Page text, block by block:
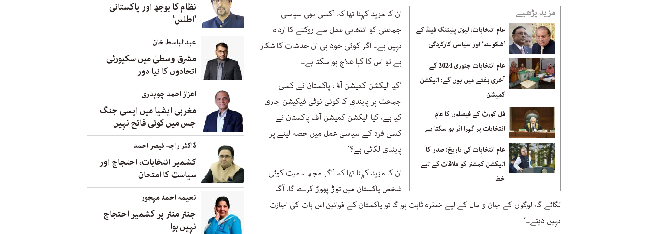
مزید پڑھیے
عام انتخابات: لیول پلیئنگ فیلڈ کے
’شکوے‘ اور سیاسی کارکردگی
عام انتخابات جنوری 2024 کے
آخری ہفتے میں ہوں گے: الیکشن
کمیشن
فل کورٹ کے فیصلوں کا عام
انتخابات پر گہرا اثر ہو سکتا ہے
عام انتخابات کی تاریخ: صدر کا
الیکشن کمشنر کو ملاقات کے لیے
خط
ان کا مزید کہنا تھا کہ ’کسی بھی سیاسی
جماعتی کو انتخابی عمل سے روکنے کا ارداہ
نہیں ہے۔ اگر کوئی خود ہی ان خدشات کا شکار
ہے تو اس کا کیا علاج ہو سکتا ہے۔
’کیا الیکشن کمیشن آف پاکستان نے کسی
جماعت پر پابندی کا کوئی نوٹی فیکیشن جاری
کیا ہے، کیا الیکشن کمیشن آف پاکستان نے
کسی فرد کے سیاسی عمل میں حصہ لینے پر
پابندی لگائی ہے؟‘
ان کا مزید کہنا تھا کہ ’اگر مجھ سمیت کوئی
شخص پاکستان میں توڑ پھوڑ کرے گا، آگ
لگائے گا، لوگوں کے جان و مال کے لیے خطرہ ثابت ہو گا تو پاکستان کے قوانین اس بات کی اجازت
نہیں دیتے۔‘
نظام کا بوجھ اور پاکستانی
’اطلس‘
عبدالباسط خان
مشرق وسطیٰ میں سکیورٹی
اتحادوں کا نیا دور
اعزاز احمد چوہدری
مغربی ایشیا میں ایسی جنگ
جس میں کوئی فاتح نہیں
ڈاکٹر راجہ قیصر احمد
کشمیر انتخابات، احتجاج اور
سیاست کا امتحان
نعیمہ احمد مہجور
جنتر منتر پر کشمیر احتجاج
نہیں ہوا